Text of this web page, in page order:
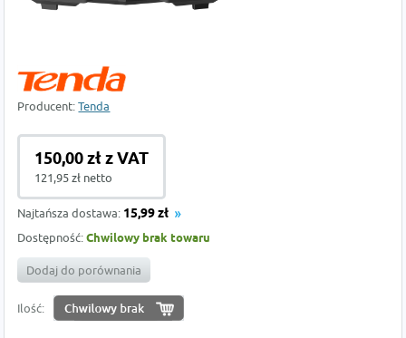
Producent:Tenda
150,00 zł z VAT
121,95 zł netto
Najtańsza dostawa: 15,99 zł
Dostępność:Chwilowy brak towaru
Dodaj do porównania
Ilość: